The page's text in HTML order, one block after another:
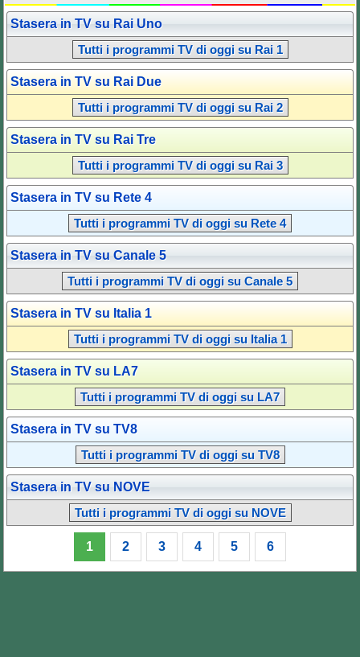
Stasera in TV su Rai Uno
Tutti i programmi TV di oggi su Rai 1
Stasera in TV su Rai Due
Tutti i programmi TV di oggi su Rai 2
Stasera in TV su Rai Tre
Tutti i programmi TV di oggi su Rai 3
Stasera in TV su Rete 4
Tutti i programmi TV di oggi su Rete 4
Stasera in TV su Canale 5
Tutti i programmi TV di oggi su Canale 5
Stasera in TV su Italia 1
Tutti i programmi TV di oggi su Italia 1
Stasera in TV su LA7
Tutti i programmi TV di oggi su LA7
Stasera in TV su TV8
Tutti i programmi TV di oggi su TV8
Stasera in TV su NOVE
Tutti i programmi TV di oggi su NOVE
1 2 3 4 5 6